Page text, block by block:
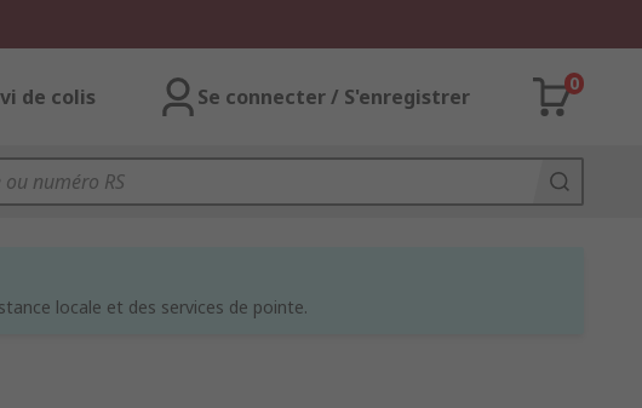
de colis Se connecter / S'enregistrer
0
locale et des services de pointe.